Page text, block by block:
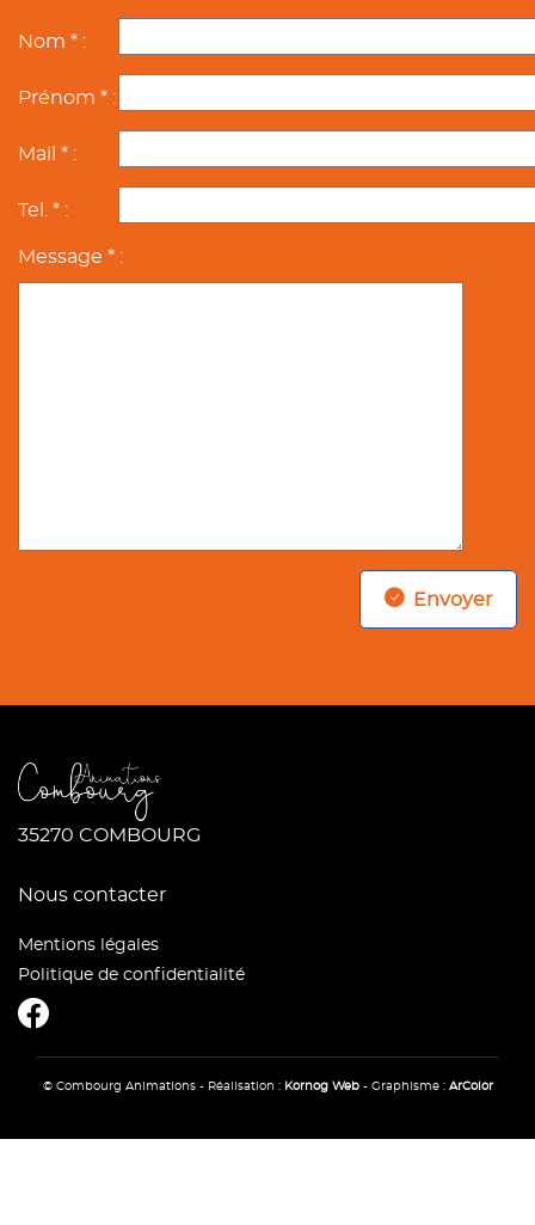
Nom * :
Prénom * :
Mail * :
Tel. * :
Message * :
Envoyer
35270 COMBOURG
Nous contacter
Mentions légales
Politique de confidentialité
© Combourg Animations - Réalisation : Kornog Web- Graphisme : ArColor